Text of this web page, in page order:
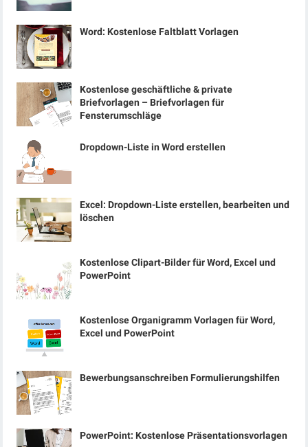
Word: Kostenlose Faltblatt Vorlagen
Kostenlose geschäftliche & private
Briefvorlagen – Briefvorlagen für
Fensterumschläge
Dropdown-Liste in Word erstellen
Excel: Dropdown-Liste erstellen, bearbeiten und
löschen
Kostenlose Clipart-Bilder für Word, Excel und
PowerPoint
Kostenlose Organigramm Vorlagen für Word,
Excel und PowerPoint
Bewerbungsanschreiben Formulierungshilfen
PowerPoint: Kostenlose Präsentationsvorlagen